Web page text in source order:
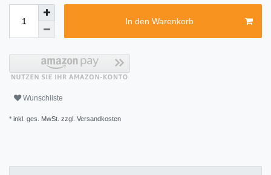
In den Warenkorb
Wunschliste
* inkl. ges. MwSt. zzgl. Versandkosten